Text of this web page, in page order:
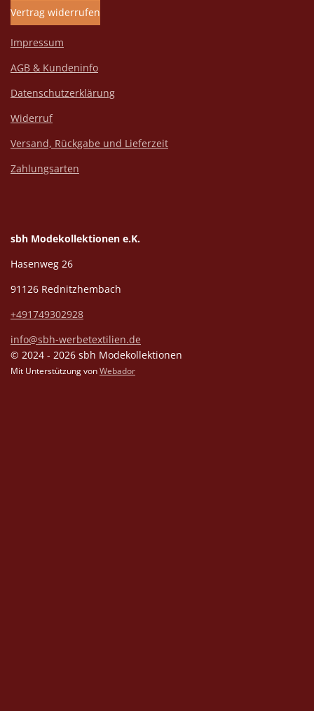
Vertrag widerrufen
Impressum
AGB & Kundeninfo
Datenschutzerklärung
Widerruf
Versand, Rückgabe und Lieferzeit
Zahlungsarten
sbh Modekollektionen e.K.
Hasenweg 26
91126 Rednitzhembach
+491749302928
info@sbh-werbetextilien.de
© 2024 - 2026 sbh Modekollektionen
Mit Unterstützung von Webador